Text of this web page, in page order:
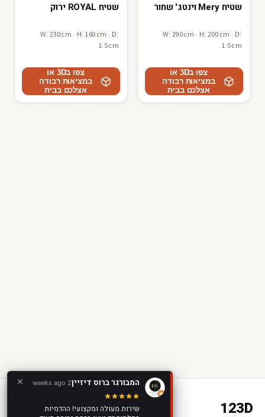
שטיח Mery וינטג' שחור
W: 290cm · H: 200cm · D:
1.5cm
צפו ב3D או
במציאות רבודה
אצלכם בבית
שטיח ROYAL ירוק
W: 230cm · H: 160cm · D:
1.5cm
צפו ב3D או
במציאות רבודה
אצלכם בבית
123D
המבורגר ברוס דיזיין2 weeks ago
שירות מעולה ומקצועי! ההדמיות